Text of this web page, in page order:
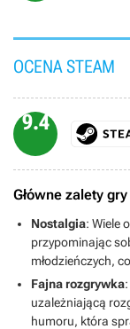
OCENA STEAM
9.4
Główne zalety gry
Nostalgia: Wiele
przypominając
młodzieńczych,
Fajna rozgrywka
uzależniającą
humoru, która